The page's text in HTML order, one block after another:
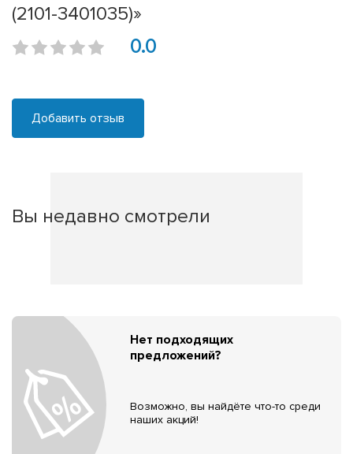
(2101-3401035)»
0.0
Добавить отзыв
Вы недавно смотрели
Нет подходящих
предложений?
Возможно, вы найдёте что-то среди
наших акций!